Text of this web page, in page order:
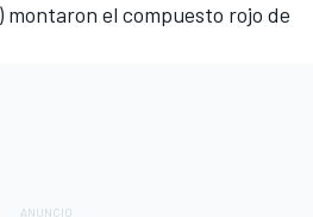
montaron el compuesto rojo de